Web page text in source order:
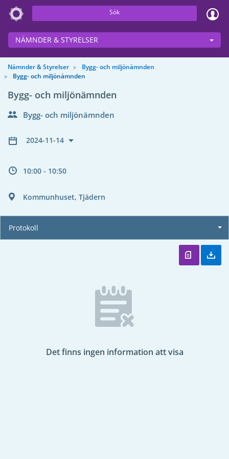
Sök
NÄMNDER & STYRELSER
Nämnder & Styrelser
Bygg- och miljönämnden
Bygg- och miljönämnden
Bygg- och miljönämnden
Bygg- och miljönämnden
2024-11-14
10:00 - 10:50
Kommunhuset, Tjädern
Protokoll
Det finns ingen information att visa